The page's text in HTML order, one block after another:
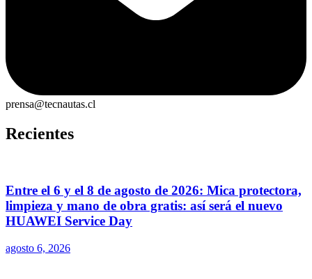
prensa@tecnautas.cl
Recientes
Entre el 6 y el 8 de agosto de 2026: Mica protectora,
limpieza y mano de obra gratis: así será el nuevo
HUAWEI Service Day
agosto 6, 2026